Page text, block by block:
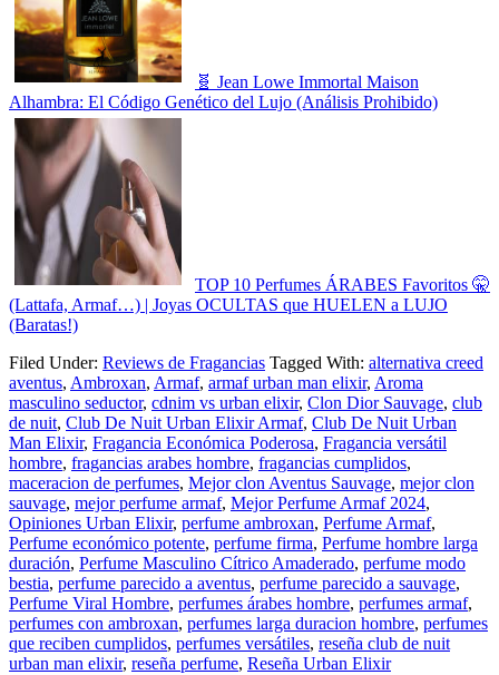
🧬 Jean Lowe Immortal Maison
Alhambra: El Código Genético del Lujo (Análisis Prohibido)
TOP 10 Perfumes ÁRABES Favoritos 🤫
(Lattafa, Armaf…) | Joyas OCULTAS que HUELEN a LUJO
(Baratas!)
Filed Under: Reviews de Fragancias Tagged With: alternativa creed
aventus, Ambroxan, Armaf, armaf urban man elixir, Aroma
masculino seductor, cdnim vs urban elixir, Clon Dior Sauvage, club
de nuit, Club De Nuit Urban Elixir Armaf, Club De Nuit Urban
Man Elixir, Fragancia Económica Poderosa, Fragancia versátil
hombre, fragancias arabes hombre, fragancias cumplidos,
maceracion de perfumes, Mejor clon Aventus Sauvage, mejor clon
sauvage, mejor perfume armaf, Mejor Perfume Armaf 2024,
Opiniones Urban Elixir, perfume ambroxan, Perfume Armaf,
Perfume económico potente, perfume firma, Perfume hombre larga
duración, Perfume Masculino Cítrico Amaderado, perfume modo
bestia, perfume parecido a aventus, perfume parecido a sauvage,
Perfume Viral Hombre, perfumes árabes hombre, perfumes armaf,
perfumes con ambroxan, perfumes larga duracion hombre, perfumes
que reciben cumplidos, perfumes versátiles, reseña club de nuit
urban man elixir, reseña perfume, Reseña Urban Elixir